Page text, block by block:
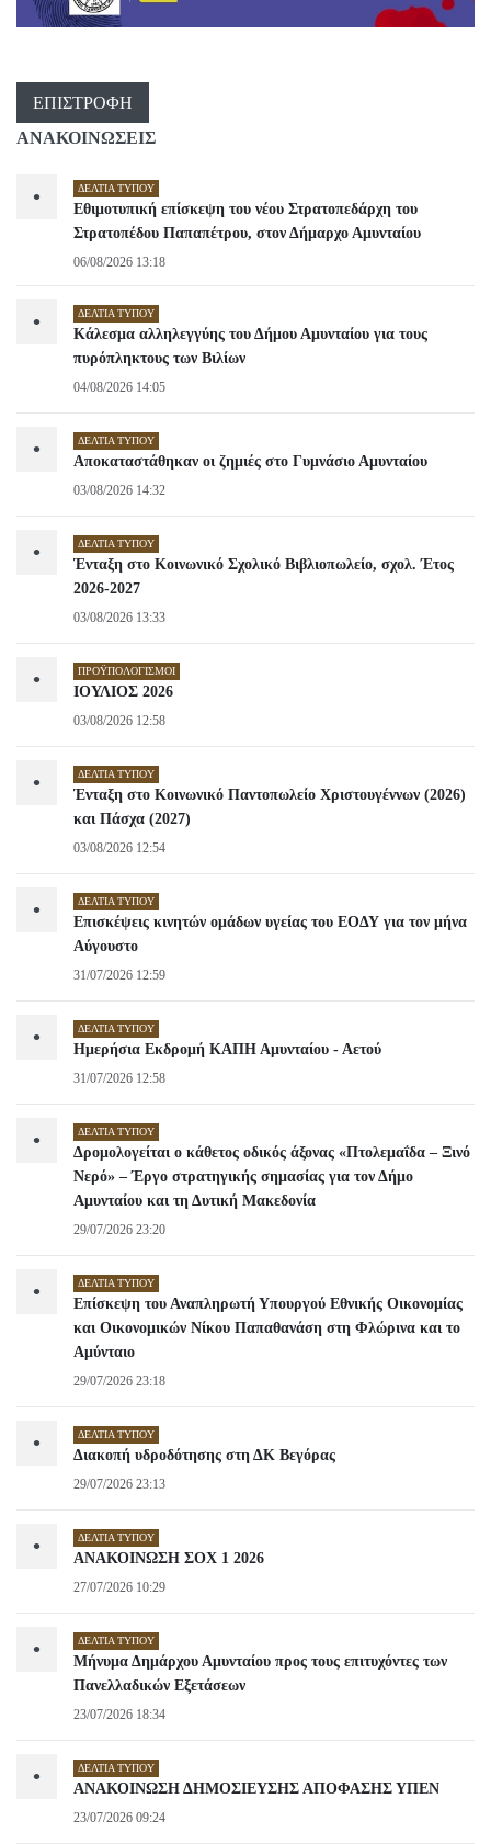
ΕΠΙΣΤΡΟΦΉ
ΑΝΑΚΟΙΝΩΣΕΙΣ
• ΔΕΛΤΊΑ ΤΎΠΟΥ
Εθιμοτυπική επίσκεψη του νέου Στρατοπεδάρχη του
Στρατοπέδου Παπαπέτρου, στον Δήμαρχο Αμυνταίου
06/08/2026 13:18
• ΔΕΛΤΊΑ ΤΎΠΟΥ
Κάλεσμα αλληλεγγύης του Δήμου Αμυνταίου για τους
πυρόπληκτους των Βιλίων
04/08/2026 14:05
• ΔΕΛΤΊΑ ΤΎΠΟΥ
Αποκαταστάθηκαν οι ζημιές στο Γυμνάσιο Αμυνταίου
03/08/2026 14:32
• ΔΕΛΤΊΑ ΤΎΠΟΥ
Ένταξη στο Κοινωνικό Σχολικό Βιβλιοπωλείο, σχολ. Έτος
2026-2027
03/08/2026 13:33
• ΠΡΟΫΠΟΛΟΓΙΣΜΟΊ
ΙΟΥΛΙΟΣ 2026
03/08/2026 12:58
• ΔΕΛΤΊΑ ΤΎΠΟΥ
Ένταξη στο Κοινωνικό Παντοπωλείο Χριστουγέννων (2026)
και Πάσχα (2027)
03/08/2026 12:54
• ΔΕΛΤΊΑ ΤΎΠΟΥ
Επισκέψεις κινητών ομάδων υγείας του ΕΟΔΥ για τον μήνα
Αύγουστο
31/07/2026 12:59
• ΔΕΛΤΊΑ ΤΎΠΟΥ
Ημερήσια Εκδρομή ΚΑΠΗ Αμυνταίου - Αετού
31/07/2026 12:58
• ΔΕΛΤΊΑ ΤΎΠΟΥ
Δρομολογείται ο κάθετος οδικός άξονας «Πτολεμαΐδα – Ξινό
Νερό» – Έργο στρατηγικής σημασίας για τον Δήμο
Αμυνταίου και τη Δυτική Μακεδονία
29/07/2026 23:20
• ΔΕΛΤΊΑ ΤΎΠΟΥ
Επίσκεψη του Αναπληρωτή Υπουργού Εθνικής Οικονομίας
και Οικονομικών Νίκου Παπαθανάση στη Φλώρινα και το
Αμύνταιο
29/07/2026 23:18
• ΔΕΛΤΊΑ ΤΎΠΟΥ
Διακοπή υδροδότησης στη ΔΚ Βεγόρας
29/07/2026 23:13
• ΔΕΛΤΊΑ ΤΎΠΟΥ
ΑΝΑΚΟΙΝΩΣΗ ΣΟΧ 1 2026
27/07/2026 10:29
• ΔΕΛΤΊΑ ΤΎΠΟΥ
Μήνυμα Δημάρχου Αμυνταίου προς τους επιτυχόντες των
Πανελλαδικών Εξετάσεων
23/07/2026 18:34
• ΔΕΛΤΊΑ ΤΎΠΟΥ
ΑΝΑΚΟΙΝΩΣΗ ΔΗΜΟΣΙΕΥΣΗΣ ΑΠΟΦΑΣΗΣ ΥΠΕΝ
23/07/2026 09:24